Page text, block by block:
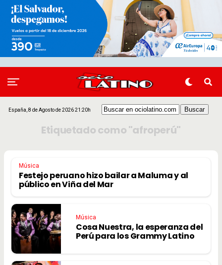
España, 8 de Agosto de 2026 21:20h
Etiquetado como "afroperú"
Música
Festejo peruano hizo bailar a Maluma y al
público en Viña del Mar
Música
Cosa Nuestra, la esperanza del
Perú para los Grammy Latino